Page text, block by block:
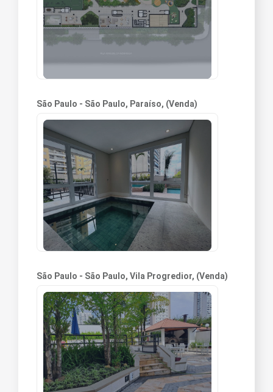
São Paulo - São Paulo, Paraíso, (Venda)
São Paulo - São Paulo, Vila Progredior, (Venda)